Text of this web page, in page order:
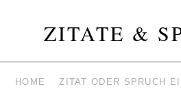
ZITATE &
HOME ZITAT ODER SPRUCH